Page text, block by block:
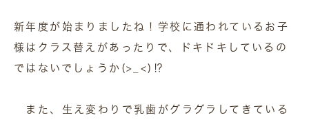
新年度が始まりましたね！学校に通われているお子
様はクラス替えがあったりで、ドキドキしているの
ではないでしょうか(>_<)⁉
また、生え変わりで乳歯がグラグラしてきている